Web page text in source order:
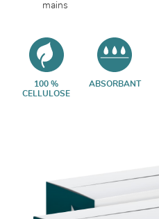
mains
100 %
CELLULOSE
ABSORBANT